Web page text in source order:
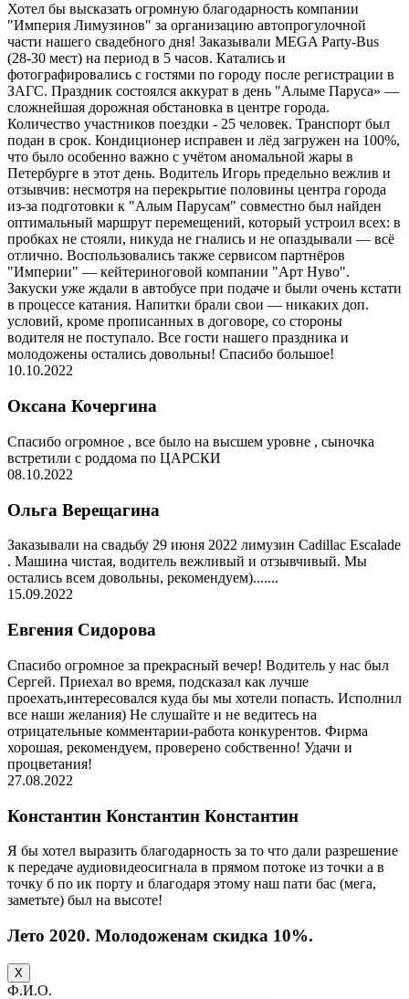
Хотел бы высказать огромную благодарность компании
"Империя Лимузинов" за организацию автопрогулочной
части нашего свадебного дня! Заказывали MEGA Party-Bus
(28-30 мест) на период в 5 часов. Катались и
фотографировались с гостями по городу после регистрации в
ЗАГС. Праздник состоялся аккурат в день "Алыме Паруса» —
сложнейшая дорожная обстановка в центре города.
Количество участников поездки - 25 человек. Транспорт был
подан в срок. Кондиционер исправен и лёд загружен на 100%,
что было особенно важно с учётом аномальной жары в
Петербурге в этот день. Водитель Игорь предельно вежлив и
отзывчив: несмотря на перекрытие половины центра города
из-за подготовки к "Алым Парусам" совместно был найден
оптимальный маршрут перемещений, который устроил всех: в
пробках не стояли, никуда не гнались и не опаздывали — всё
отлично. Воспользовались также сервисом партнёров
"Империи" — кейтериноговой компании "Арт Нуво".
Закуски уже ждали в автобусе при подаче и были очень кстати
в процессе катания. Напитки брали свои — никаких доп.
условий, кроме прописанных в договоре, со стороны
водителя не поступало. Все гости нашего праздника и
молодожены остались довольны! Спасибо большое!
10.10.2022
Оксана Кочергина
Спасибо огромное , все было на высшем уровне , сыночка
встретили с роддома по ЦАРСКИ
08.10.2022
Ольга Верещагина
Заказывали на свадьбу 29 июня 2022 лимузин Cadillac Escalade
. Машина чистая, водитель вежливый и отзывчивый. Мы
остались всем довольны, рекомендуем).......
15.09.2022
Евгения Сидорова
Спасибо огромное за прекрасный вечер! Водитель у нас был
Сергей. Приехал во время, подсказал как лучше
проехать,интересовался куда бы мы хотели попасть. Исполнил
все наши желания) Не слушайте и не ведитесь на
отрицательные комментарии-работа конкурентов. Фирма
хорошая, рекомендуем, проверено собственно! Удачи и
процветания!
27.08.2022
Константин Константин Константин
Я бы хотел выразить благодарность за то что дали разрешение
к передаче аудиовидеосигнала в прямом потоке из точки а в
точку б по ик порту и благодаря этому наш пати бас (мега,
заметьте) был на высоте!
Лето 2020. Молодоженам скидка 10%.
X
Ф.И.О.